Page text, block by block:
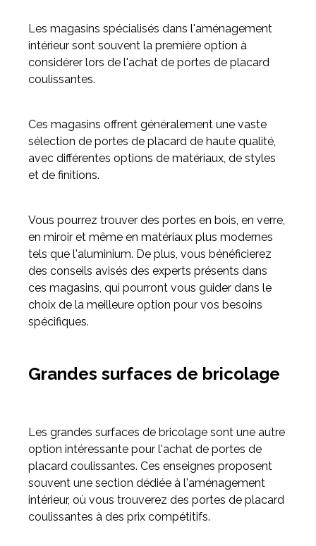
Les magasins spécialisés dans l'aménagement
intérieur sont souvent la première option à
considérer lors de l'achat de portes de placard
coulissantes.
Ces magasins offrent généralement une vaste
sélection de portes de placard de haute qualité,
avec différentes options de matériaux, de styles
et de finitions.
Vous pourrez trouver des portes en bois, en verre,
en miroir et même en matériaux plus modernes
tels que l'aluminium. De plus, vous bénéficierez
des conseils avisés des experts présents dans
ces magasins, qui pourront vous guider dans le
choix de la meilleure option pour vos besoins
spécifiques.
Grandes surfaces de bricolage
Les grandes surfaces de bricolage sont une autre
option intéressante pour l'achat de portes de
placard coulissantes. Ces enseignes proposent
souvent une section dédiée à l'aménagement
intérieur, où vous trouverez des portes de placard
coulissantes à des prix compétitifs.